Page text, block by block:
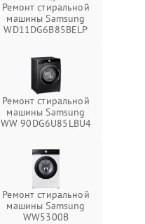
Ремонт стиральной
машины Samsung
WD11DG6B85BELP
Ремонт стиральной
машины Samsung
WW 90DG6U85LBU4
Ремонт стиральной
машины Samsung
WW5300B